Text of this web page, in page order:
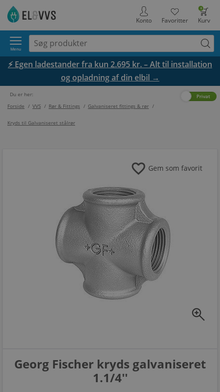
0
Kurv
Favoritter
Konto
Menu
⚡ Egen ladestander fra kun 2.695 kr. – Alt til installation
og opladning af din elbil →
Du er her:
Forside / VVS / Rør & Fittings / Galvaniseret fittings & rør /
Kryds til Galvaniseret stålrør
Privat
zoom_in
favorite Gem som favorit
Georg Fischer kryds galvaniseret
1.1/4''